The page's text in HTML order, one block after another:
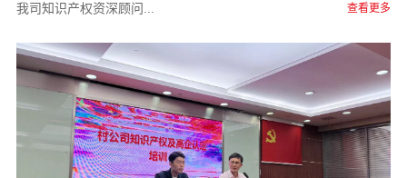
我司知识产权资深顾问...
查看更多